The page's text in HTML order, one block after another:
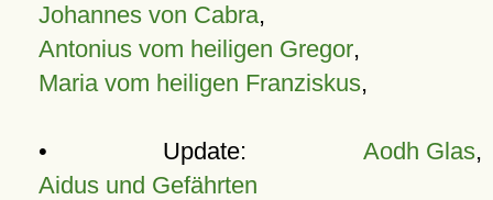
Johannes von Cabra,
Antonius vom heiligen Gregor,
Maria vom heiligen Franziskus,
• Update: Aodh Glas,
Aidus und Gefährten